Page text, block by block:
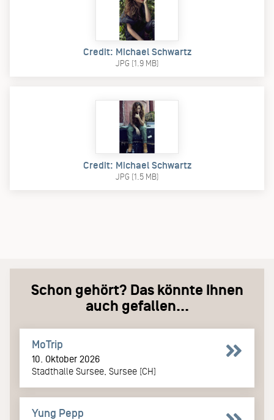
Credit: Michael Schwartz
JPG (1.9 MB)
Credit: Michael Schwartz
JPG (1.5 MB)
Schon gehört? Das könnte Ihnen
auch gefallen...
MoTrip
10. Oktober 2026
Stadthalle Sursee, Sursee [CH]
Yung Pepp